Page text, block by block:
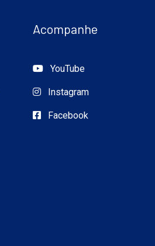
Acompanhe
YouTube
Instagram
Facebook